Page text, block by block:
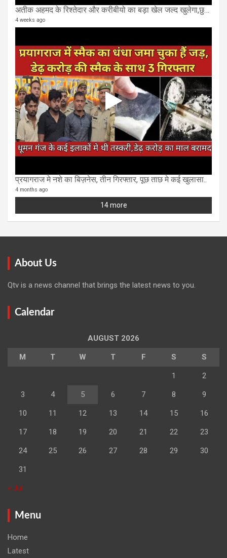
अतीक अहमद के रिश्तेदार और करीबीयो का बड़ा खेल जल्द खुलेगा,छुप कर करोड़ो कमाने वाले SIT के राडार पर
4 weeks ago
प्रयागराज मे नशे का बिज़नेस, तीन गिरफ्तार, पूछ ताछ मे कई खुलासा..
4 months ago
14 more
About Us
Qtv is a news channel that brings the latest news to you.
Calendar
AUGUST 2026
M T W T F S S
1 2
3 4 5 6 7 8 9
10 11 12 13 14 15 16
17 18 19 20 21 22 23
24 25 26 27 28 29 30
31
« Jul
Menu
Home
Latest